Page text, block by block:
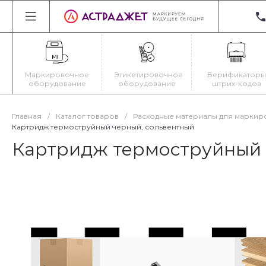
Маркировочное
оборудование
Этикетировочное
оборудование
Верификаторы
штрих-кодов
Главная / Каталог товаров / Расходные материалы для
Картридж термоструйный черный, сольвентный
Картридж